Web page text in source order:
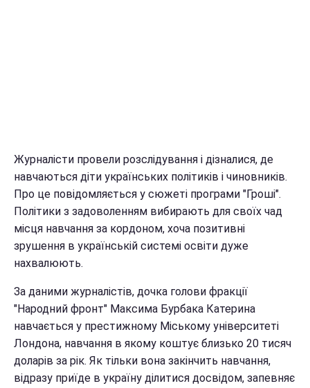
Журналісти провели розслідування і дізналися, де
навчаються діти українських політиків і чиновників.
Про це повідомляється у сюжеті програми "Гроші".
Політики з задоволенням вибирають для своїх чад
місця навчання за кордоном, хоча позитивні
зрушення в українській системі освіти дуже
нахвалюють.
За даними журналістів, дочка голови фракції
"Народний фронт" Максима Бурбака Катерина
навчається у престижному Міському університеті
Лондона, навчання в якому коштує близько 20 тисяч
доларів за рік. Як тільки вона закінчить навчання,
відразу приїде в україну ділитися досвідом, запевняє